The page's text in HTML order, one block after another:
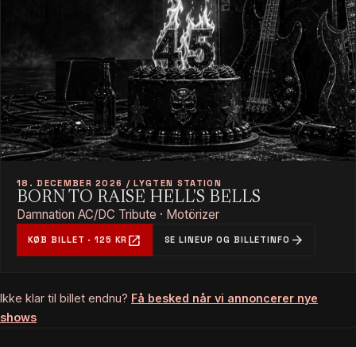
18. DECEMBER 2026 / LYGTEN STATION
BORN TO RAISE HELL'S BELLS
Damnation AC/DC Tribute · Motörizer
KØB BILLET · 125 KR open_in_new SE LINEUP OG BILLETINFO arrow_forward
Ikke klar til billet endnu? Få besked når vi annoncerer nye
shows